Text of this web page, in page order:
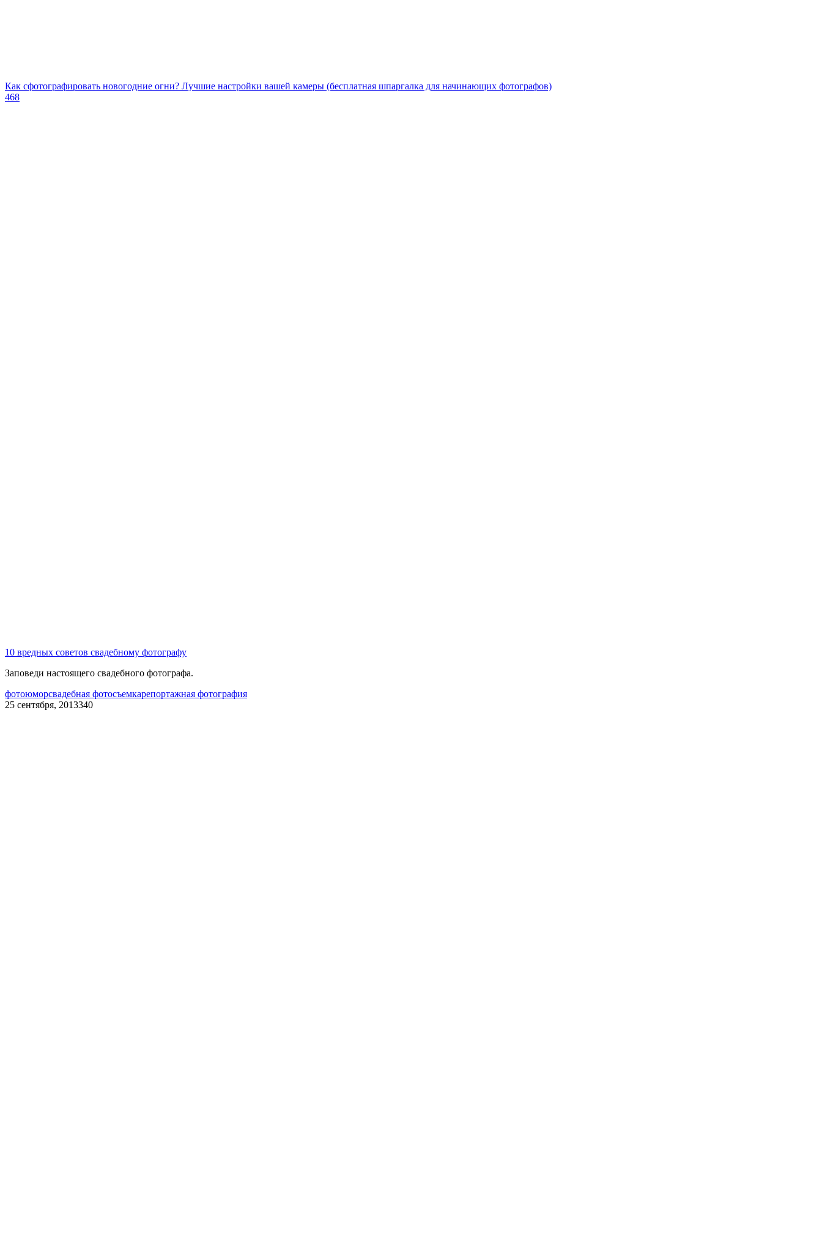
Как сфотографировать новогодние огни? Лучшие настройки вашей камеры (бесплатная шпаргалка для начинающих фотографов)
468
10 вредных советов свадебному фотографу
Заповеди настоящего свадебного фотографа.
фотоюморсвадебная фотосъемкарепортажная фотография
25 сентября, 2013340